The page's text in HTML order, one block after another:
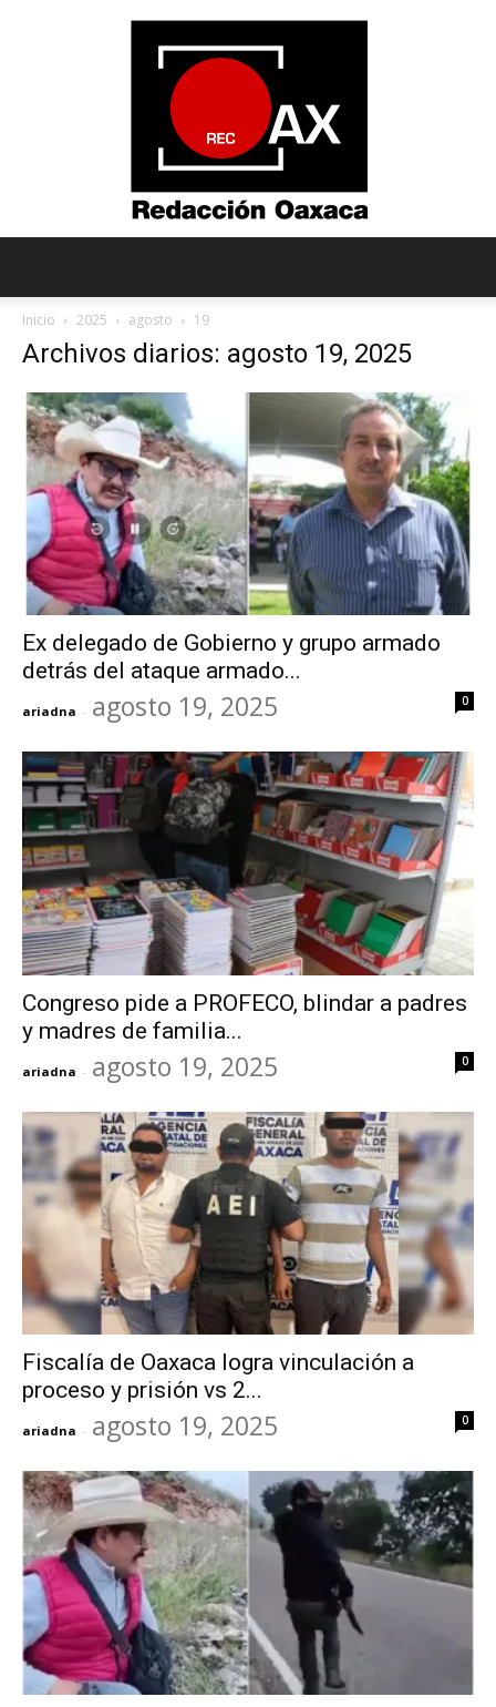
Inicio 2025 agosto 19
Archivos diarios: agosto 19, 2025
Ex delegado de Gobierno y grupo armado
detrás del ataque armado...
ariadna - agosto 19, 2025 0
Congreso pide a PROFECO, blindar a padres
y madres de familia...
ariadna - agosto 19, 2025 0
Fiscalía de Oaxaca logra vinculación a
proceso y prisión vs 2...
ariadna - agosto 19, 2025 0